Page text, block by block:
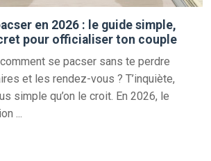
en 2026 : le guide simple,
pour officialiser ton couple
se pacser sans te perdre
et les rendez-vous ? T’inquiète,
simple qu’on le croit. En 2026, le
...